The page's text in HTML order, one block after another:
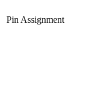
Pin Assignment